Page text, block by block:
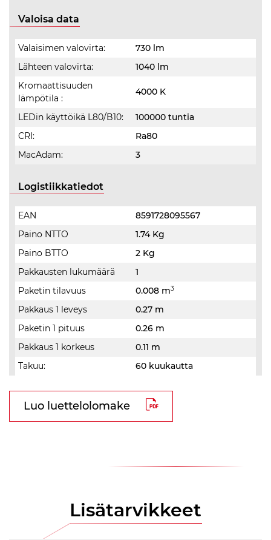
Valoisa data
Valaisimen valovirta:
730 lm
Lähteen valovirta:
1040 lm
Kromaattisuuden
lämpötila :
4000 K
LEDin käyttöikä L80/B10:
100000 tuntia
CRI:
Ra80
MacAdam:
3
Logistiikkatiedot
EAN
8591728095567
Paino NTTO
1.74 Kg
Paino BTTO
2 Kg
Pakkausten lukumäärä
1
Paketin tilavuus
0.008 m3
Pakkaus 1 leveys
0.27 m
Paketin 1 pituus
0.26 m
Pakkaus 1 korkeus
0.11 m
Takuu:
60 kuukautta
Luo luettelolomake
Lisätarvikkeet